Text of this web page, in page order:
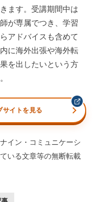
ます。受講期間中は
が専属でつき、学習
アドバイスも含めて
に海外出張や海外転
を出したいという方
イトを見る
イン・コミュニケーシ
いる文章等の無断転載